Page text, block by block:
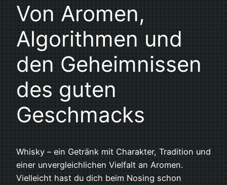
Von Aromen,
Algorithmen und
den Geheimnissen
des guten
Geschmacks
Whisky – ein Getränk mit Charakter, Tradition und
einer unvergleichlichen Vielfalt an Aromen.
Vielleicht hast du dich beim Nosing schon